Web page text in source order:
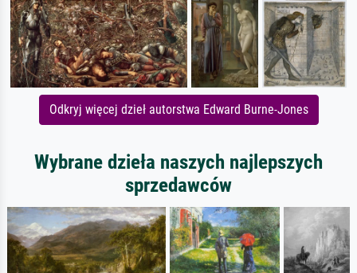
Odkryj więcej dzieł autorstwa Edward Burne-Jones
Wybrane dzieła naszych najlepszych
sprzedawców